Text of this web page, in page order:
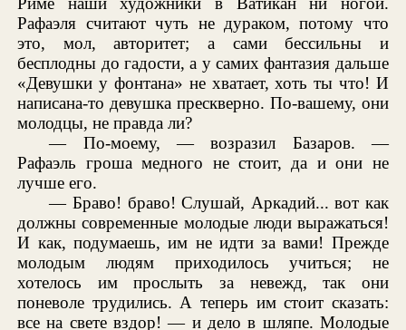
Рафаэля считают чуть не дураком, потому что
это, мол, авторитет; а сами бессильны и
бесплодны до гадости, а у самих фантазия дальше
«Девушки у фонтана» не хватает, хоть ты что! И
написана-то девушка прескверно. По-вашему, они
молодцы, не правда ли?
— По-моему, — возразил Базаров. —
Рафаэль гроша медного не стоит, да и они не
лучше его.
— Браво! браво! Слушай, Аркадий... вот как
должны современные молодые люди выражаться!
И как, подумаешь, им не идти за вами! Прежде
молодым людям приходилось учиться; не
хотелось им прослыть за невежд, так они
поневоле трудились. А теперь им стоит сказать:
все на свете вздор! — и дело в шляпе. Молодые